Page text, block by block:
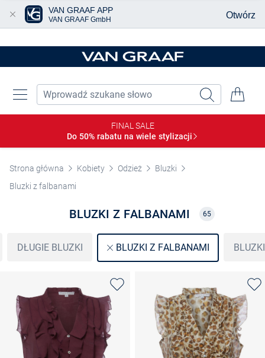
FINAL SALE
Do 50% rabatu na wiele stylizacji
Strona główna Kobiety Odzież
Bluzki
Bluzki z falbanami
BLUZKI Z FALBANAMI 65
DŁUGIE BLUZKI BLUZKI Z FALBANAMI
VAN GRAAF APP
VAN GRAAF GmbH Otwórz